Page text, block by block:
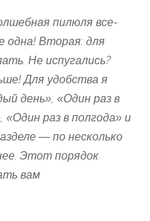
пилюля все-
одна! Вторая: для
Не испугались?
Для удобства я
день», «Один раз в
«Один раз в полгода» и
— по несколько
Этот порядок
вам